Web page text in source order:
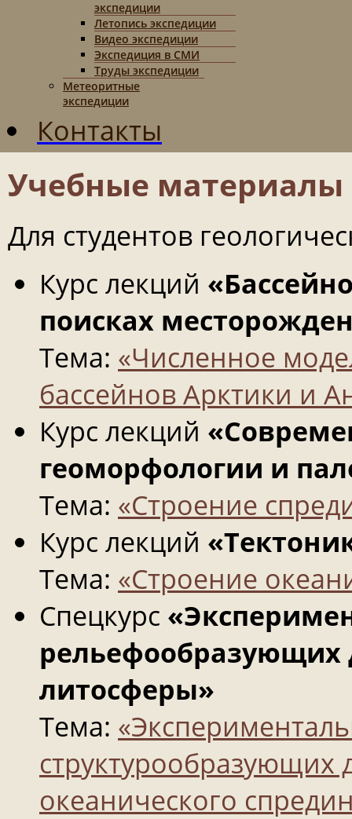
экспедиции
Летопись экспедиции
Видео экспедиции
Экспедиция в СМИ
Труды экспедиции
Метеоритные
экспедиции
Контакты
Учебные материалы
Для студентов
Курс лекций
поисках
Тема: «Численное
бассейнов Арктики и
Курс лекций
геоморфологии и
Тема: «Строение
Курс лекций
Тема: «Строение
Спецкурс
литосферы»
Тема:
океанического